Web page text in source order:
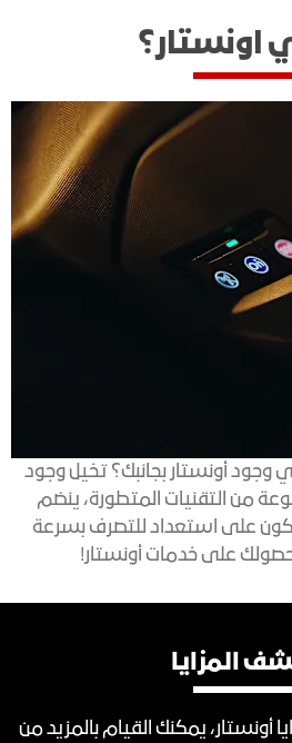
اونستار؟
وجود أونستار بجانبك؟ تخيل وجود
التقنيات المتطورة، ينضم
على استعداد للتصرف بسرعة
على خدمات أونستار!
المزايا
أونستار، يمكنك القيام بالمزيد من